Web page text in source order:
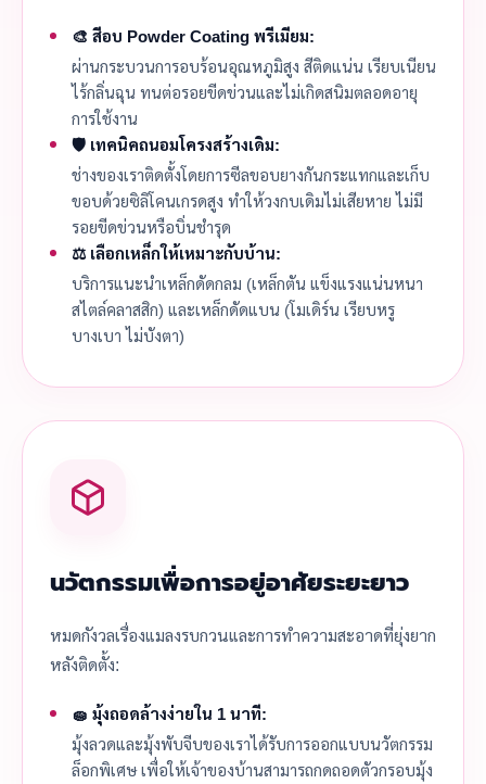
🎨 สีอบ Powder Coating พรีเมียม:
ผ่านกระบวนการอบร้อนอุณหภูมิสูง สีติดแน่น เรียบเนียน
ไร้กลิ่นฉุน ทนต่อรอยขีดข่วนและไม่เกิดสนิมตลอดอายุ
การใช้งาน
🛡️ เทคนิคถนอมโครงสร้างเดิม:
ช่างของเราติดตั้งโดยการซีลขอบยางกันกระแทกและเก็บ
ขอบด้วยซิลิโคนเกรดสูง ทำให้วงกบเดิมไม่เสียหาย ไม่มี
รอยขีดข่วนหรือบิ่นชำรุด
⚖️ เลือกเหล็กให้เหมาะกับบ้าน:
บริการแนะนำเหล็กดัดกลม (เหล็กตัน แข็งแรงแน่นหนา
สไตล์คลาสสิก) และเหล็กดัดแบน (โมเดิร์น เรียบหรู
บางเบา ไม่บังตา)
นวัตกรรมเพื่อการอยู่อาศัยระยะยาว
หมดกังวลเรื่องแมลงรบกวนและการทำความสะอาดที่ยุ่งยาก
หลังติดตั้ง:
🧽 มุ้งถอดล้างง่ายใน 1 นาที:
มุ้งลวดและมุ้งพับจีบของเราได้รับการออกแบบนวัตกรรม
ล็อกพิเศษ เพื่อให้เจ้าของบ้านสามารถกดถอดตัวกรอบมุ้ง